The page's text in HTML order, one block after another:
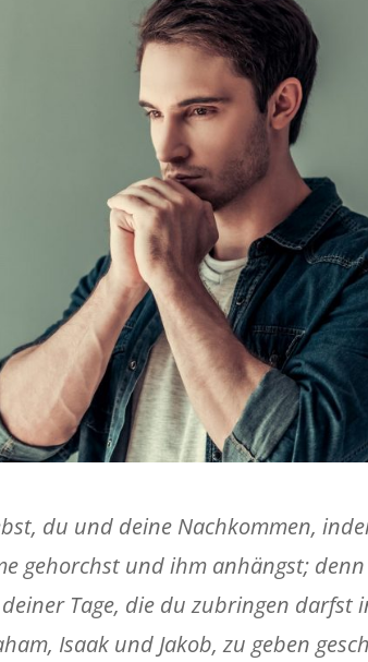
du und deine Nachkommen,
gehorchst und ihm anhängst;
Tage, die du zubringen darfst
Isaak und Jakob, zu geben